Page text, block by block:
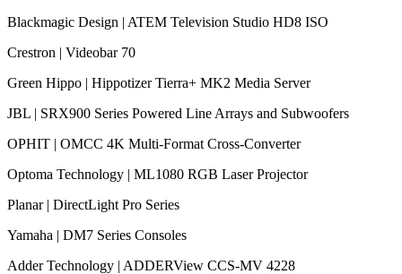
Blackmagic Design | ATEM Television Studio HD8 ISO
Crestron | Videobar 70
Green Hippo | Hippotizer Tierra+ MK2 Media Server
JBL | SRX900 Series Powered Line Arrays and Subwoofers
OPHIT | OMCC 4K Multi-Format Cross-Converter
Optoma Technology | ML1080 RGB Laser Projector
Planar | DirectLight Pro Series
Yamaha | DM7 Series Consoles
Adder Technology | ADDERView CCS-MV 4228